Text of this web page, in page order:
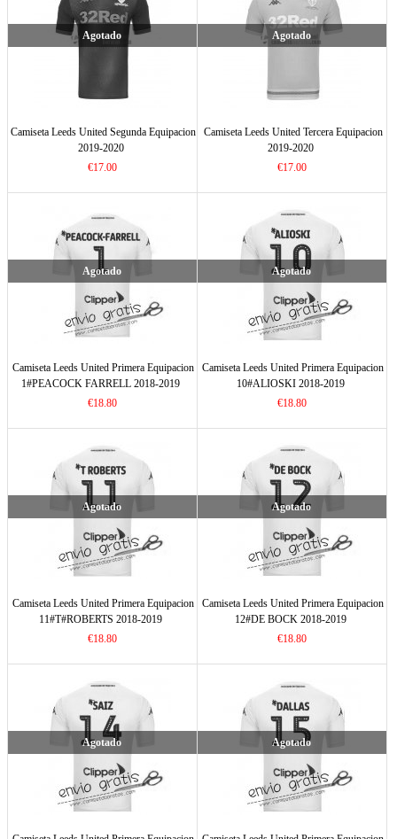
Agotado
Camiseta Leeds United Segunda Equipacion
2019-2020
€17.00
Agotado
Camiseta Leeds United Tercera Equipacion
2019-2020
€17.00
Agotado
Camiseta Leeds United Primera Equipacion
1#PEACOCK FARRELL 2018-2019
€18.80
Agotado
Camiseta Leeds United Primera Equipacion
10#ALIOSKI 2018-2019
€18.80
Agotado
Camiseta Leeds United Primera Equipacion
11#T#ROBERTS 2018-2019
€18.80
Agotado
Camiseta Leeds United Primera Equipacion
12#DE BOCK 2018-2019
€18.80
Agotado Agotado